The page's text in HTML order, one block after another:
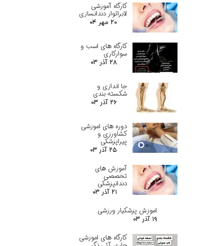
کارگاه آموزشی
لابراتوار دندانسازی
۲۰ مهر ۰۴
کارگاه های اسب و
سوارکاری
۲۸ آذر ۰۳
جا اندازی و
شکسته بندی
۲۶ آذر ۰۳
دوره های اموزشی
کشاورزی و
پیراپزشکی
۲۵ آذر ۰۳
آموزش های
تخصصی
دندانپزشکی
۲۱ آذر ۰۳
اموزش پزشکیار ورزشی
۱۹ آذر ۰۳
کارگاه های اموزشی